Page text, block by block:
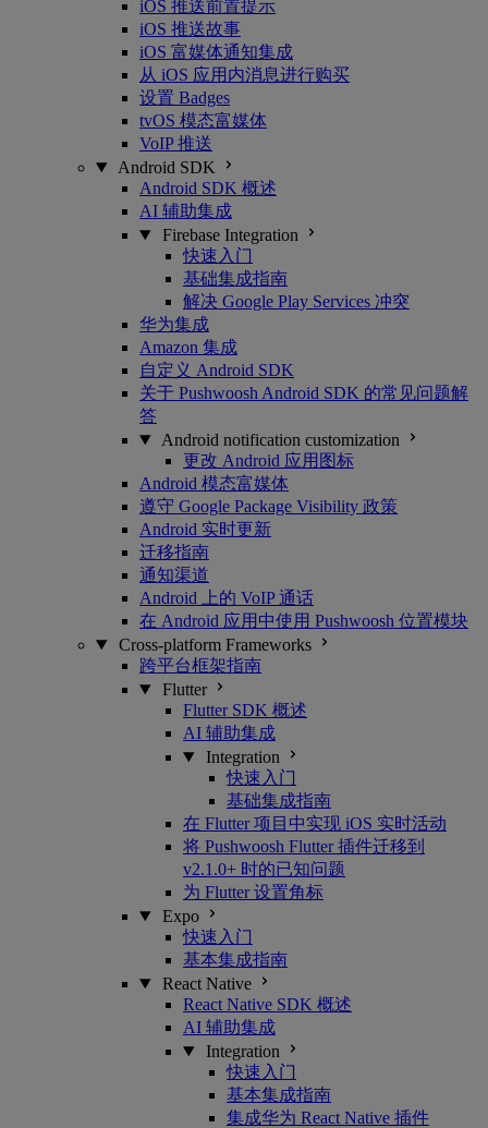
iOS 推送前置提示
iOS 推送故事
iOS 富媒体通知集成
从 iOS 应用内消息进行购买
设置 Badges
tvOS 模态富媒体
VoIP 推送
Android SDK
Android SDK 概述
AI 辅助集成
Firebase Integration
快速入门
基础集成指南
解决 Google Play Services 冲突
华为集成
Amazon 集成
自定义 Android SDK
关于 Pushwoosh Android SDK 的常见问题解
答
Android notification customization
更改 Android 应用图标
Android 模态富媒体
遵守 Google Package Visibility 政策
Android 实时更新
迁移指南
通知渠道
Android 上的 VoIP 通话
在 Android 应用中使用 Pushwoosh 位置模块
Cross-platform Frameworks
跨平台框架指南
Flutter
Flutter SDK 概述
AI 辅助集成
Integration
快速入门
基础集成指南
在 Flutter 项目中实现 iOS 实时活动
将 Pushwoosh Flutter 插件迁移到
v2.1.0+ 时的已知问题
为 Flutter 设置角标
Expo
快速入门
基本集成指南
React Native
React Native SDK 概述
AI 辅助集成
Integration
快速入门
基本集成指南
集成华为 React Native 插件